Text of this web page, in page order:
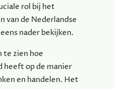
rol bij het
van de Nederlandse
nader bekijken.
te zien hoe
heeft op de manier
en handelen. Het